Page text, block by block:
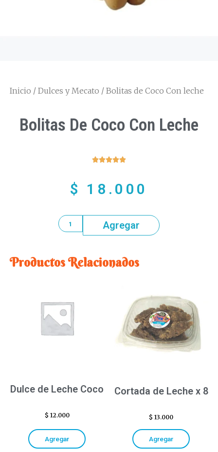
Inicio / Dulces y Mecato / Bolitas de Coco Con leche
Bolitas De Coco Con Leche

$ 18.000
Agregar
Productos Relacionados
Dulce de Leche Coco
$ 12.000
Agregar
Cortada de Leche x 8
$ 13.000
Agregar